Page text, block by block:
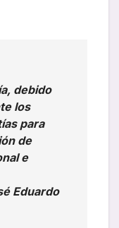
debido
los
para
de
e
Eduardo